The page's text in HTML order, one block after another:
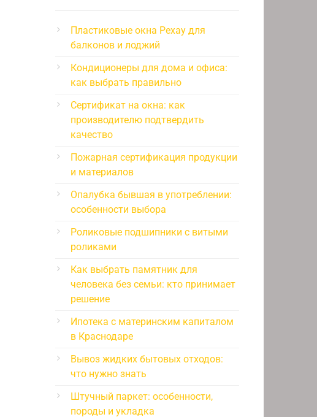
Пластиковые окна Рехау для
балконов и лоджий
Кондиционеры для дома и офиса:
как выбрать правильно
Сертификат на окна: как
производителю подтвердить
качество
Пожарная сертификация продукции
и материалов
Опалубка бывшая в употреблении:
особенности выбора
Роликовые подшипники с витыми
роликами
Как выбрать памятник для
человека без семьи: кто принимает
решение
Ипотека с материнским капиталом
в Краснодаре
Вывоз жидких бытовых отходов:
что нужно знать
Штучный паркет: особенности,
породы и укладка